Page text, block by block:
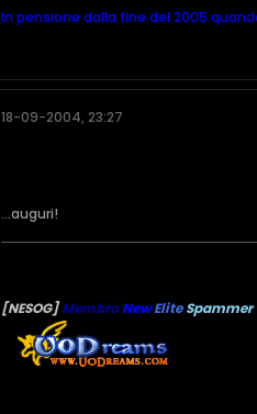
In pensione dalla fine del 2005
18-09-2004, 23:27
...auguri!
[NESOG]MembroNewElite